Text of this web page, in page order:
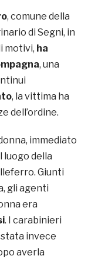
, comune della
di Segni, in
motivi, ha
, una
, la vittima ha
dell’ordine.
immediato
luogo della
Giunti
gli agenti
era
. I carabinieri
invece
averla